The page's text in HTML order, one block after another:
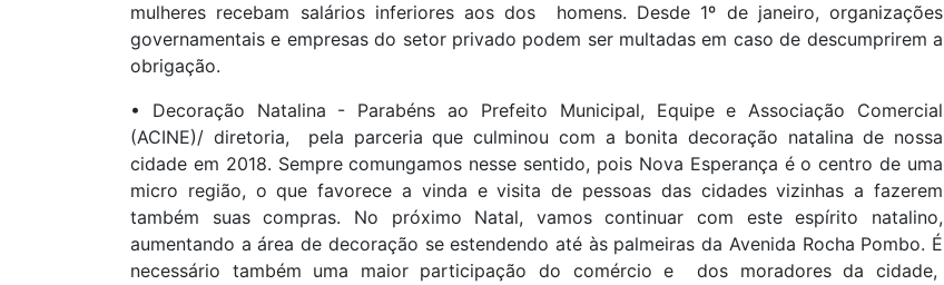
mulheres recebam salários inferiores aos dos homens. Desde 1º de janeiro, organizações
governamentais e empresas do setor privado podem ser multadas em caso de descumprirem a
obrigação.
• Decoração Natalina - Parabéns ao Prefeito Municipal, Equipe e Associação Comercial
(ACINE)/ diretoria, pela parceria que culminou com a bonita decoração natalina de nossa
cidade em 2018. Sempre comungamos nesse sentido, pois Nova Esperança é o centro de uma
micro região, o que favorece a vinda e visita de pessoas das cidades vizinhas a fazerem
também suas compras. No próximo Natal, vamos continuar com este espírito natalino,
aumentando a área de decoração se estendendo até às palmeiras da Avenida Rocha Pombo. É
necessário também uma maior participação do comércio e dos moradores da cidade,